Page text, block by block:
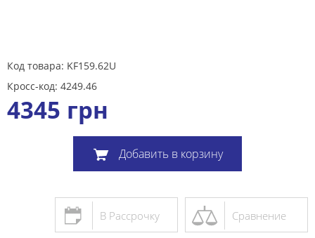
Код товара: KF159.62U
Кросс-код: 4249.46
4345 грн
Добавить в корзину
Сравнение
В Рассрочку